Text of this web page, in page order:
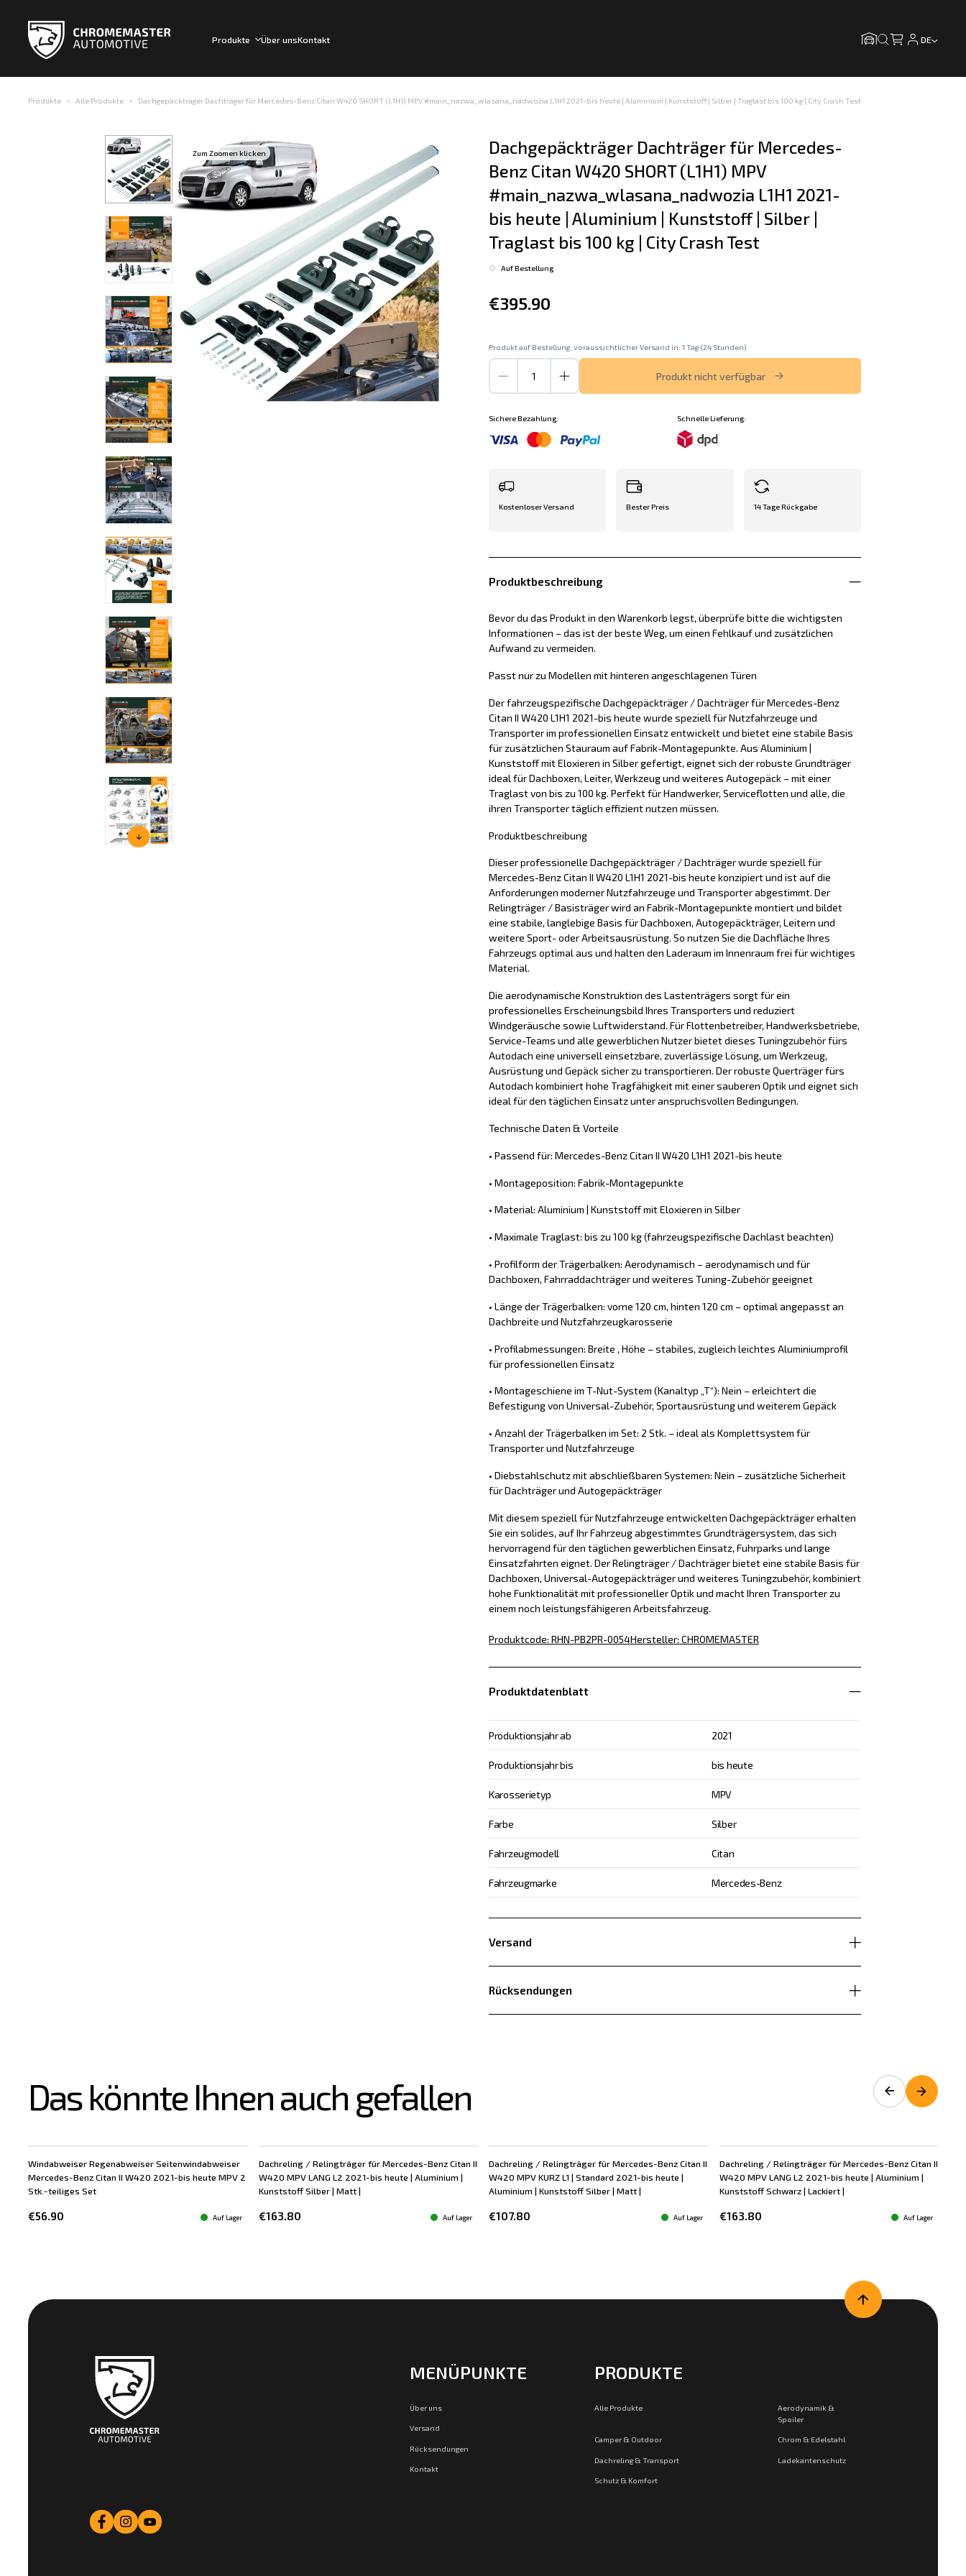
Produkte Über unsKontakt DE
Produkte Alle Produkte Dachgepäckträger Dachträger für Mercedes-Benz Citan W420 SHORT (L1H1) MPV #main_nazwa_wlasana_nadwozia L1H1 2021-bis heute | Aluminium | Kunststoff | Silber | Traglast bis 100 kg | City Crash Test
Zum Zoomen klicken
Dachgepäckträger Dachträger für Mercedes-
Benz Citan W420 SHORT (L1H1) MPV
#main_nazwa_wlasana_nadwozia L1H1 2021-
bis heute | Aluminium | Kunststoff | Silber |
Traglast bis 100 kg | City Crash Test
Auf Bestellung
€395.90
Produkt auf Bestellung, voraussichtlicher Versand in: 1 Tag (24 Stunden)
Produkt nicht verfügbar
Sichere Bezahlung: Schnelle Lieferung:
Kostenloser Versand Bester Preis 14 Tage Rückgabe
Produktbeschreibung
Bevor du das Produkt in den Warenkorb legst, überprüfe bitte die wichtigsten
Informationen – das ist der beste Weg, um einen Fehlkauf und zusätzlichen
Aufwand zu vermeiden.
Passt nur zu Modellen mit hinteren angeschlagenen Türen
Der fahrzeugspezifische Dachgepäckträger / Dachträger für Mercedes-Benz
Citan II W420 L1H1 2021-bis heute wurde speziell für Nutzfahrzeuge und
Transporter im professionellen Einsatz entwickelt und bietet eine stabile Basis
für zusätzlichen Stauraum auf Fabrik-Montagepunkte. Aus Aluminium |
Kunststoff mit Eloxieren in Silber gefertigt, eignet sich der robuste Grundträger
ideal für Dachboxen, Leiter, Werkzeug und weiteres Autogepäck – mit einer
Traglast von bis zu 100 kg. Perfekt für Handwerker, Serviceflotten und alle, die
ihren Transporter täglich effizient nutzen müssen.
Produktbeschreibung
Dieser professionelle Dachgepäckträger / Dachträger wurde speziell für
Mercedes-Benz Citan II W420 L1H1 2021-bis heute konzipiert und ist auf die
Anforderungen moderner Nutzfahrzeuge und Transporter abgestimmt. Der
Relingträger / Basisträger wird an Fabrik-Montagepunkte montiert und bildet
eine stabile, langlebige Basis für Dachboxen, Autogepäckträger, Leitern und
weitere Sport- oder Arbeitsausrüstung. So nutzen Sie die Dachfläche Ihres
Fahrzeugs optimal aus und halten den Laderaum im Innenraum frei für wichtiges
Material.
Die aerodynamische Konstruktion des Lastenträgers sorgt für ein
professionelles Erscheinungsbild Ihres Transporters und reduziert
Windgeräusche sowie Luftwiderstand. Für Flottenbetreiber, Handwerksbetriebe,
Service-Teams und alle gewerblichen Nutzer bietet dieses Tuningzubehör fürs
Autodach eine universell einsetzbare, zuverlässige Lösung, um Werkzeug,
Ausrüstung und Gepäck sicher zu transportieren. Der robuste Querträger fürs
Autodach kombiniert hohe Tragfähigkeit mit einer sauberen Optik und eignet sich
ideal für den täglichen Einsatz unter anspruchsvollen Bedingungen.
Technische Daten & Vorteile
• Passend für: Mercedes-Benz Citan II W420 L1H1 2021-bis heute
• Montageposition: Fabrik-Montagepunkte
• Material: Aluminium | Kunststoff mit Eloxieren in Silber
• Maximale Traglast: bis zu 100 kg (fahrzeugspezifische Dachlast beachten)
• Profilform der Trägerbalken: Aerodynamisch – aerodynamisch und für
Dachboxen, Fahrraddachträger und weiteres Tuning-Zubehör geeignet
• Länge der Trägerbalken: vorne 120 cm, hinten 120 cm – optimal angepasst an
Dachbreite und Nutzfahrzeugkarosserie
• Profilabmessungen: Breite , Höhe – stabiles, zugleich leichtes Aluminiumprofil
für professionellen Einsatz
• Montageschiene im T-Nut-System (Kanaltyp „T“): Nein – erleichtert die
Befestigung von Universal-Zubehör, Sportausrüstung und weiterem Gepäck
• Anzahl der Trägerbalken im Set: 2 Stk. – ideal als Komplettsystem für
Transporter und Nutzfahrzeuge
• Diebstahlschutz mit abschließbaren Systemen: Nein – zusätzliche Sicherheit
für Dachträger und Autogepäckträger
Mit diesem speziell für Nutzfahrzeuge entwickelten Dachgepäckträger erhalten
Sie ein solides, auf Ihr Fahrzeug abgestimmtes Grundträgersystem, das sich
hervorragend für den täglichen gewerblichen Einsatz, Fuhrparks und lange
Einsatzfahrten eignet. Der Relingträger / Dachträger bietet eine stabile Basis für
Dachboxen, Universal-Autogepäckträger und weiteres Tuningzubehör, kombiniert
hohe Funktionalität mit professioneller Optik und macht Ihren Transporter zu
einem noch leistungsfähigeren Arbeitsfahrzeug.
Produktcode: RHN-PB2PR-0054Hersteller: CHROMEMASTER
Produktdatenblatt
Produktionsjahr ab 2021
Produktionsjahr bis bis heute
Karosserietyp MPV
Farbe Silber
Fahrzeugmodell Citan
Fahrzeugmarke Mercedes-Benz
Versand
Rücksendungen
Das könnte Ihnen auch gefallen
Windabweiser Regenabweiser Seitenwindabweiser
Mercedes-Benz Citan II W420 2021-bis heute MPV 2
Stk.-teiliges Set
€56.90 Auf Lager
Dachreling / Relingträger für Mercedes-Benz Citan II
W420 MPV LANG L2 2021-bis heute | Aluminium |
Kunststoff Silber | Matt |
€163.80 Auf Lager
Dachreling / Relingträger für Mercedes-Benz Citan II
W420 MPV KURZ L1 | Standard 2021-bis heute |
Aluminium | Kunststoff Silber | Matt |
€107.80 Auf Lager
Dachreling / Relingträger für Mercedes-Benz Citan II
W420 MPV LANG L2 2021-bis heute | Aluminium |
Kunststoff Schwarz | Lackiert |
€163.80 Auf Lager
MENÜPUNKTE
Über uns
Versand
Rücksendungen
Kontakt
PRODUKTE
Alle Produkte
Aerodynamik &
Spoiler
Camper & Outdoor Chrom & Edelstahl
Dachreling & Transport Ladekantenschutz
Schutz & Komfort